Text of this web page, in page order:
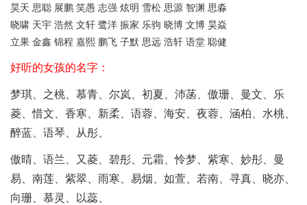
昊天 思聪 展鹏 笑愚 志强 炫明 雪松 思源 智渊 思淼
晓啸 天宇 浩然 文轩 鹭洋 振家 乐驹 晓博 文博 昊焱
立果 金鑫 锦程 嘉熙 鹏飞 子默 思远 浩轩 语堂 聪健
好听的女孩的名字：
梦琪、之桃、慕青、尔岚、初夏、沛菡、傲珊、曼文、乐
菱、惜文、香寒、新柔、语蓉、海安、夜蓉、涵柏、水桃、
醉蓝、语琴、从彤、
傲晴、语兰、又菱、碧彤、元霜、怜梦、紫寒、妙彤、曼
易、南莲、紫翠、雨寒、易烟、如萱、若南、寻真、晓亦、
向珊、慕灵、以蕊、